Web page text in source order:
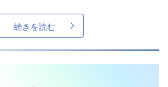
続きを読む